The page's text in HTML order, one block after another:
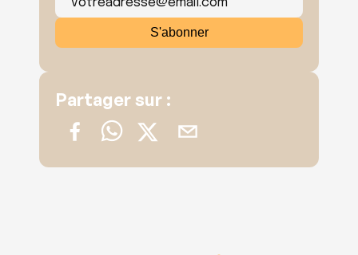
Partager sur :